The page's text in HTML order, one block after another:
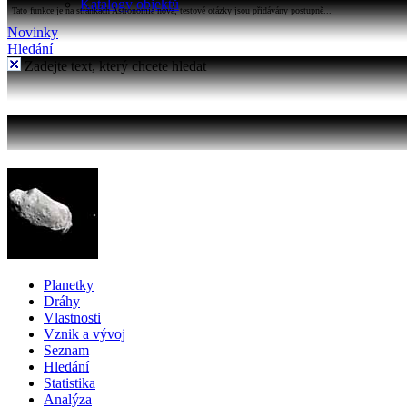
Katalogy objektů
Tato funkce je na stránkách Astronomia nová, testové otázky jsou přidávány postupně...
Novinky
Hledání
Zadejte text, který chcete hledat
Planetky
Dráhy
Vlastnosti
Vznik a vývoj
Seznam
Hledání
Statistika
Analýza